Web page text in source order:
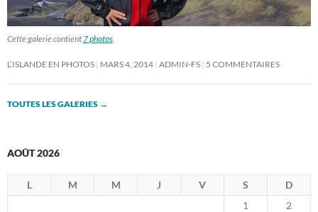
Cette galerie contient 7 photos
L’ISLANDE EN PHOTOS MARS 4, 2014 ADMIN-FS 5 COMMENTAIRES
TOUTES LES GALERIES →
AOÛT 2026
L M M J V S
D
1
2